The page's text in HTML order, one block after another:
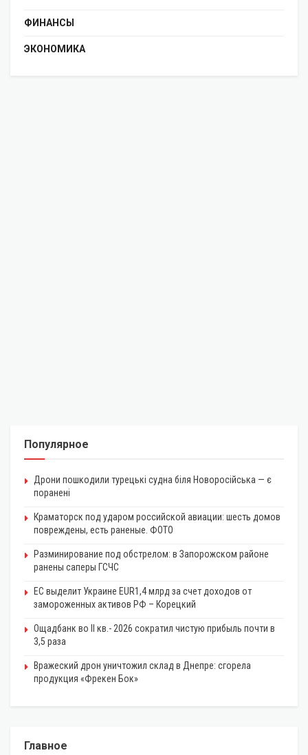
ФИНАНСЫ
ЭКОНОМИКА
Популярное
Дрони пошкодили турецькі судна біля Новоросійська — є
поранені
Краматорск под ударом российской авиации: шесть домов
повреждены, есть раненые. ФОТО
Разминирование под обстрелом: в Запорожском районе
ранены саперы ГСЧС
ЕС выделит Украине EUR1,4 млрд за счет доходов от
замороженных активов РФ – Корецкий
Ощадбанк во II кв.- 2026 сократил чистую прибыль почти в
3,5 раза
Вражеский дрон уничтожил склад в Днепре: сгорела
продукция «Фрекен Бок»
Главное